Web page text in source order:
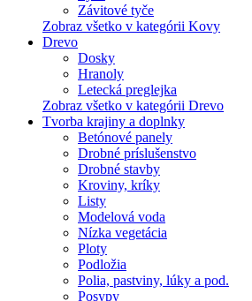
Závitové tyče
Zobraz všetko v kategórii Kovy
Drevo
Dosky
Hranoly
Letecká preglejka
Zobraz všetko v kategórii Drevo
Tvorba krajiny a doplnky
Betónové panely
Drobné príslušenstvo
Drobné stavby
Kroviny, kríky
Listy
Modelová voda
Nízka vegetácia
Ploty
Podložia
Polia, pastviny, lúky a pod.
Posypy